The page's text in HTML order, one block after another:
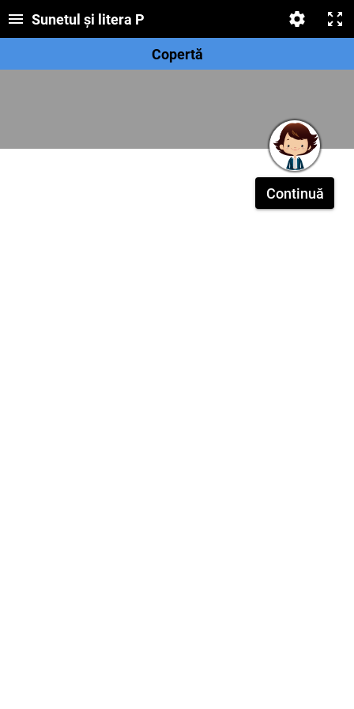
Continuă
Sunetul și litera P
Copertă